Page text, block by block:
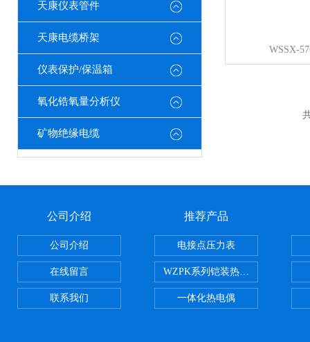
天康仪表管件
天康电缆桥架
仪表保护/保温箱
氧化锆氧量分析仪
矿物绝缘电缆
WSSX-
公司介绍
公司介绍
在线留言
联系我们
推荐产品
电接点压力表
WZPK系列铠装热电阻
一体化热电偶